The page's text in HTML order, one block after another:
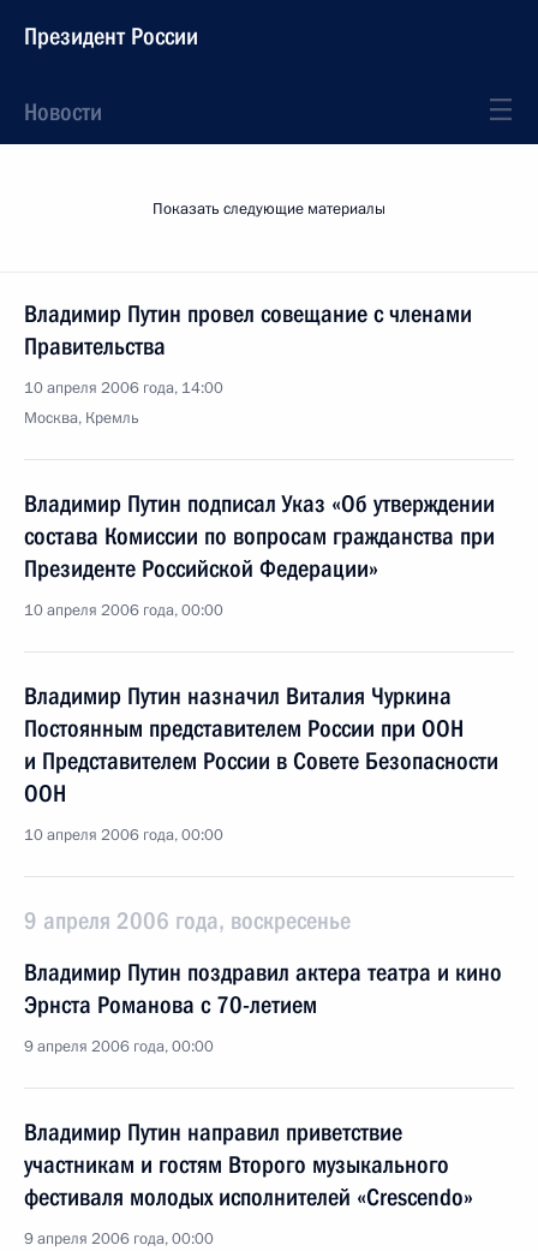
Президент России
Новости
Показать следующие материалы
Владимир Путин провел совещание с членами
Правительства
10 апреля 2006 года, 14:00
Москва, Кремль
Владимир Путин подписал Указ «Об утверждении
состава Комиссии по вопросам гражданства при
Президенте Российской Федерации»
10 апреля 2006 года, 00:00
Владимир Путин назначил Виталия Чуркина
Постоянным представителем России при ООН
и Представителем России в Совете Безопасности
ООН
10 апреля 2006 года, 00:00
9 апреля 2006 года, воскресенье
Владимир Путин поздравил актера театра и кино
Эрнста Романова с 70-летием
9 апреля 2006 года, 00:00
Владимир Путин направил приветствие
участникам и гостям Второго музыкального
фестиваля молодых исполнителей «Crescendo»
9 апреля 2006 года, 00:00